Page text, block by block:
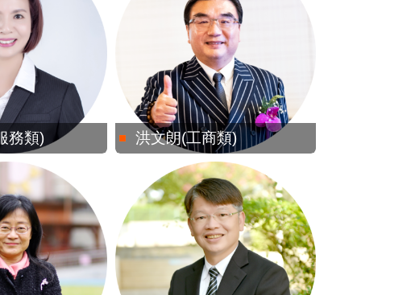
務類) 洪文朗(工商類)